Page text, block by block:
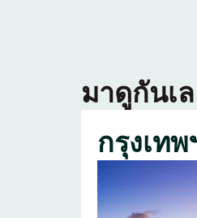
มาดูกันเ
กรุงเทพ